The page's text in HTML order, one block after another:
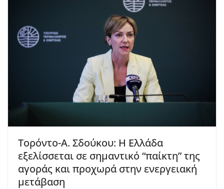
Τορόντο-Α. Σδούκου: Η Ελλάδα
εξελίσσεται σε σημαντικό “παίκτη” της
αγοράς και προχωρά στην ενεργειακή
μετάβαση